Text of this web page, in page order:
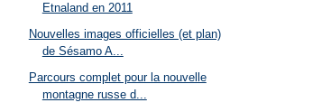
Etnaland en 2011
Nouvelles images officielles (et plan)
de Sésamo A...
Parcours complet pour la nouvelle
montagne russe d...